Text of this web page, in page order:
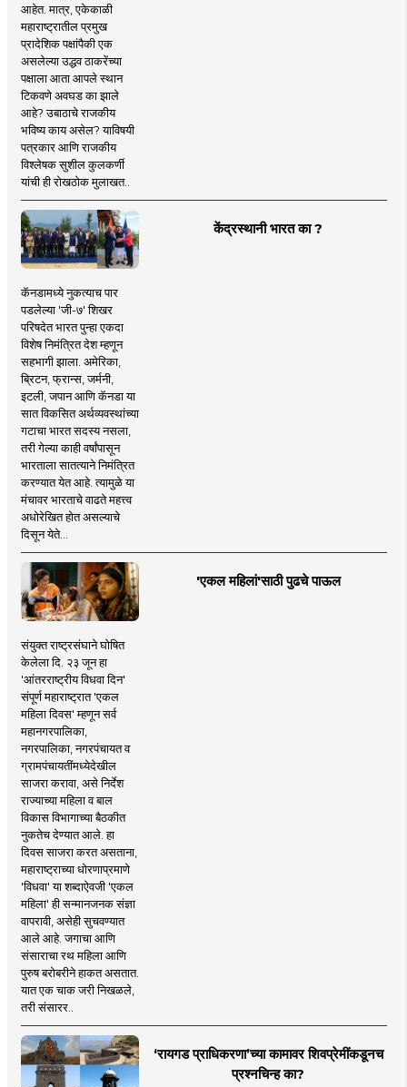
आहेत. मात्र, एकेकाळी
महाराष्ट्रातील प्रमुख
प्रादेशिक पक्षांपैकी एक
असलेल्या उद्धव ठाकरेंच्या
पक्षाला आता आपले स्थान
टिकवणे अवघड का झाले
आहे? उबाठाचे राजकीय
भविष्य काय असेल? याविषयी
पत्रकार आणि राजकीय
विश्लेषक सुशील कुलकर्णी
यांची ही रोखठोक मुलाखत..
केंद्रस्थानी भारत का ?
कॅनडामध्ये नुकत्याच पार
पडलेल्या 'जी-७' शिखर
परिषदेत भारत पुन्हा एकदा
विशेष निमंत्रित देश म्हणून
सहभागी झाला. अमेरिका,
ब्रिटन, फ्रान्स, जर्मनी,
इटली, जपान आणि कॅनडा या
सात विकसित अर्थव्यवस्थांच्या
गटाचा भारत सदस्य नसला,
तरी गेल्या काही वर्षांपासून
भारताला सातत्याने निमंत्रित
करण्यात येत आहे. त्यामुळे या
मंचावर भारताचे वाढते महत्त्व
अधोरेखित होत असल्याचे
दिसून येते...
'एकल महिलां'साठी पुढचे पाऊल
संयुक्त राष्ट्रसंघाने घोषित
केलेला दि. २३ जून हा
'आंतरराष्ट्रीय विधवा दिन'
संपूर्ण महाराष्ट्रात 'एकल
महिला दिवस' म्हणून सर्व
महानगरपालिका,
नगरपालिका, नगरपंचायत व
ग्रामपंचायतींमध्येदेखील
साजरा करावा, असे निर्देश
राज्याच्या महिला व बाल
विकास विभागाच्या बैठकीत
नुकतेच देण्यात आले. हा
दिवस साजरा करत असताना,
महाराष्ट्राच्या धोरणाप्रमाणे
'विधवा' या शब्दाऐवजी 'एकल
महिला' ही सन्मानजनक संज्ञा
वापरावी, असेही सुचवण्यात
आले आहे. जगाचा आणि
संसाराचा रथ महिला आणि
पुरुष बरोबरीने हाकत असतात.
यात एक चाक जरी निखळले,
तरी संसारर..
‘रायगड प्राधिकरणा’च्या कामावर शिवप्रेमींकडूनच
प्रश्नचिन्ह का?